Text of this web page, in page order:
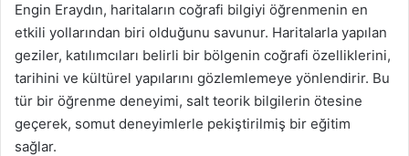
Engin Eraydın, haritaların coğrafi bilgiyi öğrenmenin en
etkili yollarından biri olduğunu savunur. Haritalarla yapılan
geziler, katılımcıları belirli bir bölgenin coğrafi özelliklerini,
tarihini ve kültürel yapılarını gözlemlemeye yönlendirir. Bu
tür bir öğrenme deneyimi, salt teorik bilgilerin ötesine
geçerek, somut deneyimlerle pekiştirilmiş bir eğitim
sağlar.